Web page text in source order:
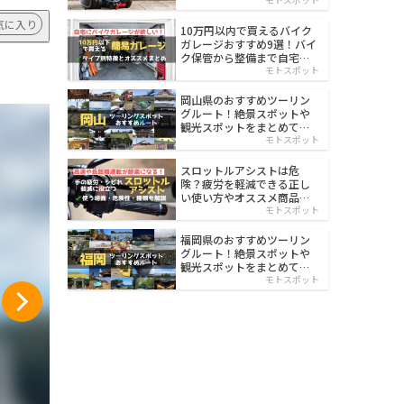
に入り
10万円以内で買えるバイク
ガレージおすすめ9選！バイ
ク保管から整備まで自宅で
モトスポット
岡山県のおすすめツーリン
グルート！絶景スポットや
観光スポットをまとめて紹
モトスポット
スロットルアシストは危
険？疲労を軽減できる正し
い使い方やオススメ商品を
モトスポット
福岡県のおすすめツーリン
グルート！絶景スポットや
観光スポットをまとめて紹
モトスポット